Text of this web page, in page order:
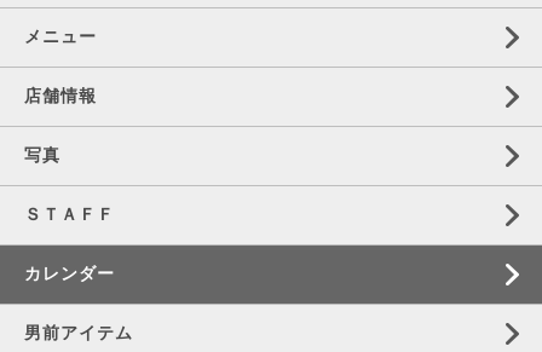
メニュー
店舗情報
写真
ＳＴＡＦＦ
カレンダー
男前アイテム